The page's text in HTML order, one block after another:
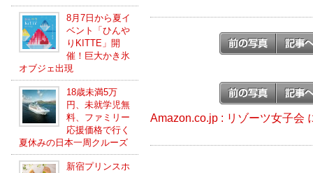
8月7日から夏イ
ベント「ひんや
りKITTE」開
催！巨大かき氷
オブジェ出現
18歳未満5万
円、未就学児無
料、ファミリー
応援価格で行く
夏休みの日本一周クルーズ
新宿プリンスホ
Amazon.co.jp : リゾーツ女子会